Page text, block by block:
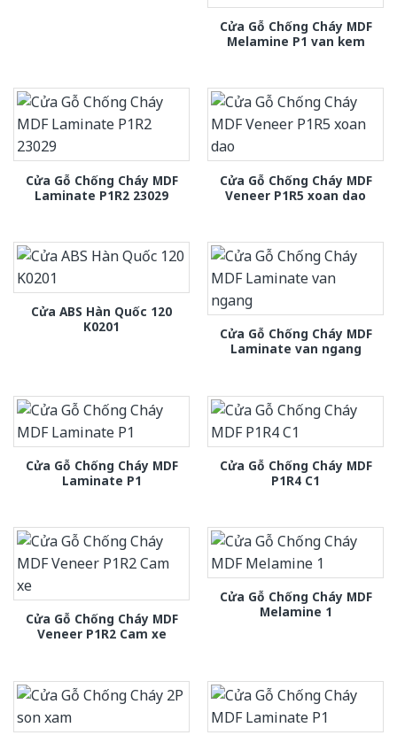
Cửa Gỗ Chống Cháy MDF
Melamine P1 van kem
Cửa Gỗ Chống Cháy MDF
Laminate P1R2 23029
Cửa Gỗ Chống Cháy MDF
Veneer P1R5 xoan dao
Cửa ABS Hàn Quốc 120
K0201
Cửa Gỗ Chống Cháy MDF
Laminate van ngang
Cửa Gỗ Chống Cháy MDF
Laminate P1
Cửa Gỗ Chống Cháy MDF
P1R4 C1
Cửa Gỗ Chống Cháy MDF
Veneer P1R2 Cam xe
Cửa Gỗ Chống Cháy MDF
Melamine 1